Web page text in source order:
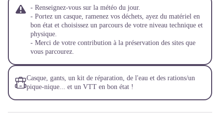
- Renseignez-vous sur la météo du jour.
- Portez un casque, ramenez vos déchets, ayez du matériel en
bon état et choisissez un parcours de votre niveau technique et
physique.
- Merci de votre contribution à la préservation des sites que
vous parcourez.
Casque, gants, un kit de réparation, de l'eau et des rations/un
pique-nique... et un VTT en bon état !